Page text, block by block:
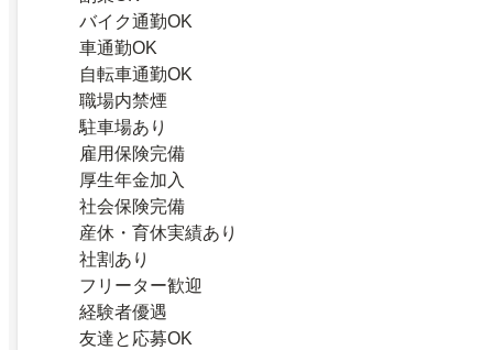
バイク通勤OK
車通勤OK
自転車通勤OK
職場内禁煙
駐車場あり
雇用保険完備
厚生年金加入
社会保険完備
産休・育休実績あり
社割あり
フリーター歓迎
経験者優遇
友達と応募OK